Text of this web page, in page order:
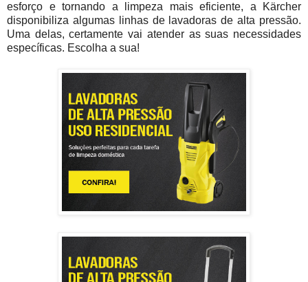
esforço e tornando a limpeza mais eficiente, a Kärcher
disponibiliza algumas linhas de lavadoras de alta pressão.
Uma delas, certamente vai atender as suas necessidades
específicas. Escolha a sua!